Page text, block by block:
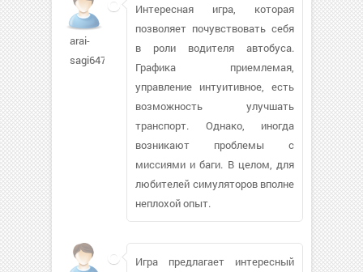
arai-
sagi647
Интересная игра, которая
позволяет почувствовать себя
в роли водителя автобуса.
Графика приемлемая,
управление интуитивное, есть
возможность улучшать
транспорт. Однако, иногда
возникают проблемы с
миссиями и баги. В целом, для
любителей симуляторов вполне
неплохой опыт.
Игра предлагает интересный